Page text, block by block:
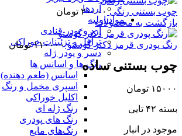
آردها
مواد اولیه
آرد و پودر قنادی
ترافل و تزئینات خوراکی
دسر و پودر ژله
رنگ ها و اسانس ها
اسانس (طعم دهنده)
اسپری مخمل و رنگ
اکلیل خوراکی
رنگ ژله ای
رنگ های پودری
رنگ‌های مایع
چوب بستنی رنگی۲۰۰۰۰ تومان
بازگشت به محصولات
رنگ پودری قرمز دکتر گوستو۱۱۰۰۰۰ تومان
چوب بستنی ساده
۱۵۰۰۰ تومان
بسته ۴۲ تایی
موجود در انبار